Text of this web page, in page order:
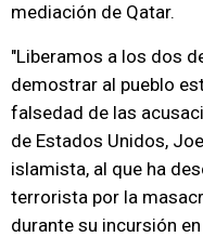
mediación de Qatar.
"Liberamos a los dos
demostrar al pueblo
falsedad de las
de Estados Unidos,
islamista, al que ha
terrorista por la
durante su incursión